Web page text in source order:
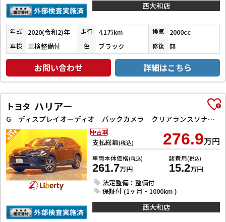
西大和店
年式 2020(令和2)年 走行 4.1万km 排気 2000cc
車検 車検整備付 色 ブラック 修復 無
お問い合わせ 詳細はこちら
トヨタ ハリアー
G ディスプレイオーディオ バックカメラ クリアランスソナー オートクルーズコントロール レーンアシスト 衝突被害軽減システム オートライト LEDヘッドランプ 電動リアゲート アルミホイール
支払総額(税込) 276.9万円
車両本体価格(税込)
261.7万円
諸費用(税込)
15.2万円
法定整備：整備付
保証付 (1ヶ月・1000km )
中古車
西大和店